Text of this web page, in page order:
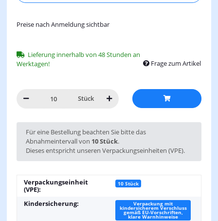
Preise nach Anmeldung sichtbar
Lieferung innerhalb von 48 Stunden an
Werktagen!
Frage zum Artikel
Stück
x
Für eine Bestellung beachten Sie bitte das
Abnahmeintervall von 10 Stück.
Dieses entspricht unseren Verpackungseinheiten (VPE).
Verpackungseinheit
(VPE):
10 Stück
Kindersicherung: Verpackung mit
kindersicherem Verschluss
gemäß EU-Vorschriften,
klare Warnhinweise